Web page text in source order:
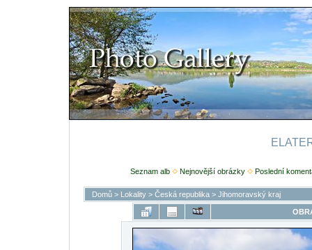
Seznam alb Nejnovější obrázky Poslední
Domů> Lokality> Česká republika> Jihomoravský kraj